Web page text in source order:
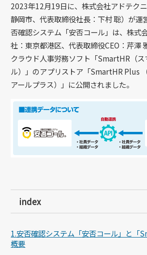
2023年12月19日に、株式会社アドテク
静岡市、代表取締役社長：下村 聡）が運
否確認システム「安否コール」は、株式
社：東京都港区、代表取締役CEO：芹澤
クラウド人事労務ソフト「SmartHR（ス
ル）」のアプリストア「SmartHR Plus
アールプラス）」に公開されました。
index
1.安否確認システム「安否コール」と「
概要